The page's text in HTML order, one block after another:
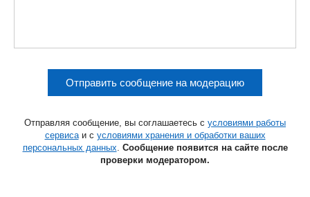
Отправить сообщение на модерацию
Отправляя сообщение, вы соглашаетесь с условиями работы
сервисаи с условиями хранения и обработки ваших
персональных данных. Сообщение появится на сайте после
проверки модератором.